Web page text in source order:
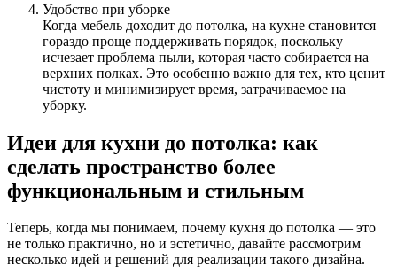
Удобство при уборке
Когда мебель доходит до потолка, на кухне становится
гораздо проще поддерживать порядок, поскольку
исчезает проблема пыли, которая часто собирается на
верхних полках. Это особенно важно для тех, кто ценит
чистоту и минимизирует время, затрачиваемое на
уборку.
Идеи для кухни до потолка: как
сделать пространство более
функциональным и стильным
Теперь, когда мы понимаем, почему кухня до потолка — это
не только практично, но и эстетично, давайте рассмотрим
несколько идей и решений для реализации такого дизайна.